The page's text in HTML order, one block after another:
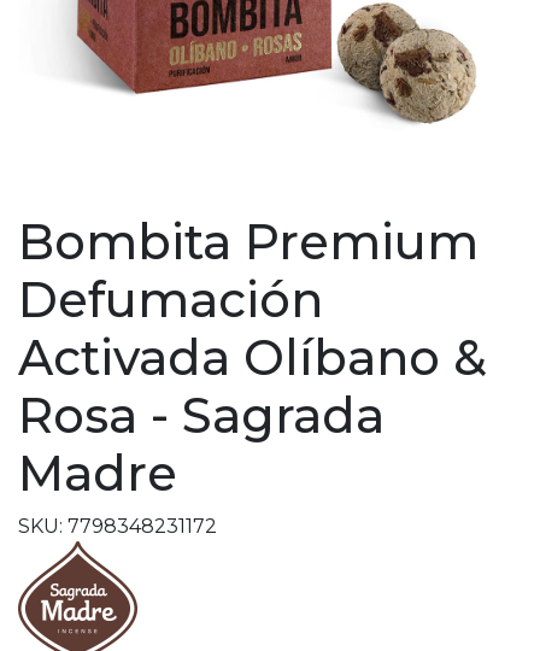
Bombita Premium
Defumación
Activada Olíbano &
Rosa - Sagrada
Madre
SKU: 7798348231172